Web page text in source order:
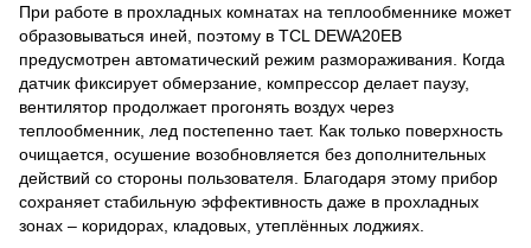
При работе в прохладных комнатах на теплообменнике может
образовываться иней, поэтому в TCL DEWA20EB
предусмотрен автоматический режим размораживания. Когда
датчик фиксирует обмерзание, компрессор делает паузу,
вентилятор продолжает прогонять воздух через
теплообменник, лед постепенно тает. Как только поверхность
очищается, осушение возобновляется без дополнительных
действий со стороны пользователя. Благодаря этому прибор
сохраняет стабильную эффективность даже в прохладных
зонах – коридорах, кладовых, утеплённых лоджиях.